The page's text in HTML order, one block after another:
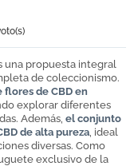
una propuesta integral
de coleccionismo.
flores de CBD en
explorar diferentes
Además, el conjunto
de alta pureza, ideal
diversas. Como
exclusivo de la